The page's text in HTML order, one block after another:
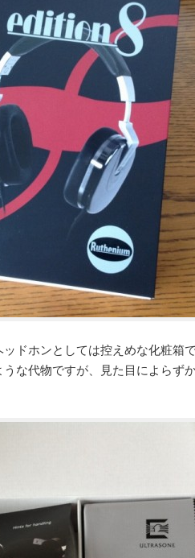
ドホンとしては控えめな化粧箱
な代物ですが、見た目によらず